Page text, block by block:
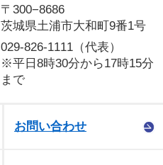
〒300−8686
茨城県土浦市大和町9番1号
029-826-1111（代表）
※平日8時30分から17時15分
まで
お問い合わせ